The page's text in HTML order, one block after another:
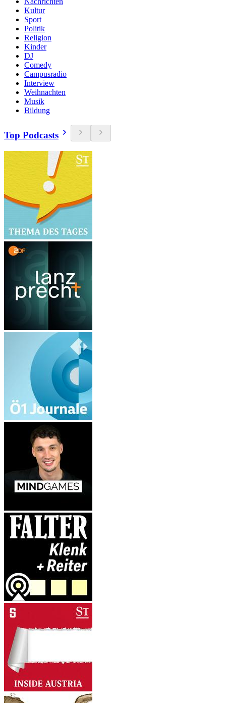
Kultur
Sport
Politik
Religion
Kinder
DJ
Comedy
Campusradio
Interview
Weihnachten
Musik
Bildung
Top Podcasts